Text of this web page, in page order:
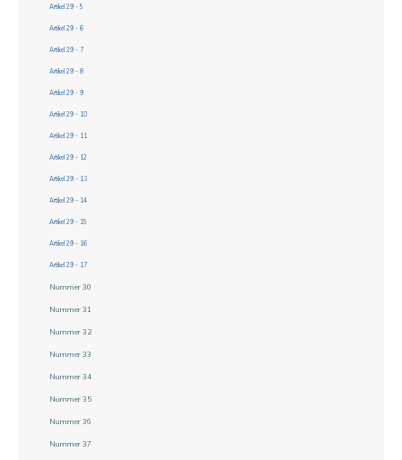
Artikel 29 - 5
Artikel 29 - 6
Artikel 29 - 7
Artikel 29 - 8
Artikel 29 - 9
Artikel 29 - 10
Artikel 29 - 11
Artikel 29 - 12
Artikel 29 - 13
Artikel 29 - 14
Artikel 29 - 15
Artikel 29 - 16
Artikel 29 - 17
Nummer 30
Nummer 31
Nummer 32
Nummer 33
Nummer 34
Nummer 35
Nummer 36
Nummer 37